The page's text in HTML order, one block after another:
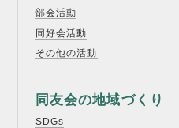
部会活動
同好会活動
その他の活動
同友会の地域づくり
SDGs